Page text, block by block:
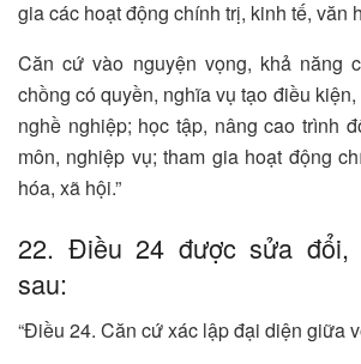
gia các hoạt động chính trị, kinh tế, văn
Căn cứ vào nguyện vọng, khả năng
chồng có quyền, nghĩa vụ tạo điều
nghề nghiệp; học tập, nâng cao trình
môn, nghiệp vụ; tham gia hoạt động
hóa, xã hội.”
22. Điều 24 được sửa đổi,
sau:
“Điều 24. Căn cứ xác lập đại diện giữa